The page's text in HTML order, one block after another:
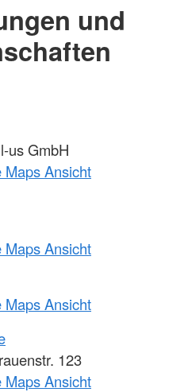
und
us GmbH
Maps Ansicht
Maps Ansicht
Maps Ansicht
123
Maps Ansicht